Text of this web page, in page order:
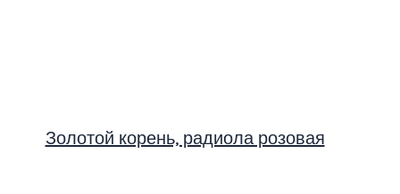
Золотой корень, радиола розовая